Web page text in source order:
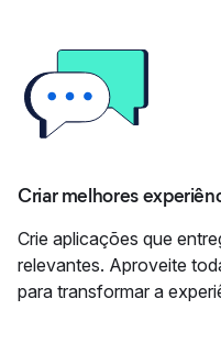
Criar melhores
Crie aplicações que
relevantes. Aproveite
para transformar a